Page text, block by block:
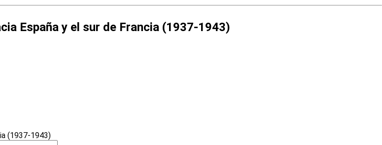
España y el sur de Francia (1937-1943)